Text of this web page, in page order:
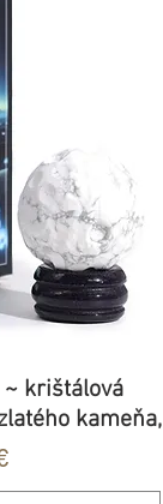
~ krištálová
kameňa,